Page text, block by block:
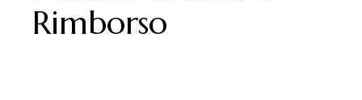
Rimborso